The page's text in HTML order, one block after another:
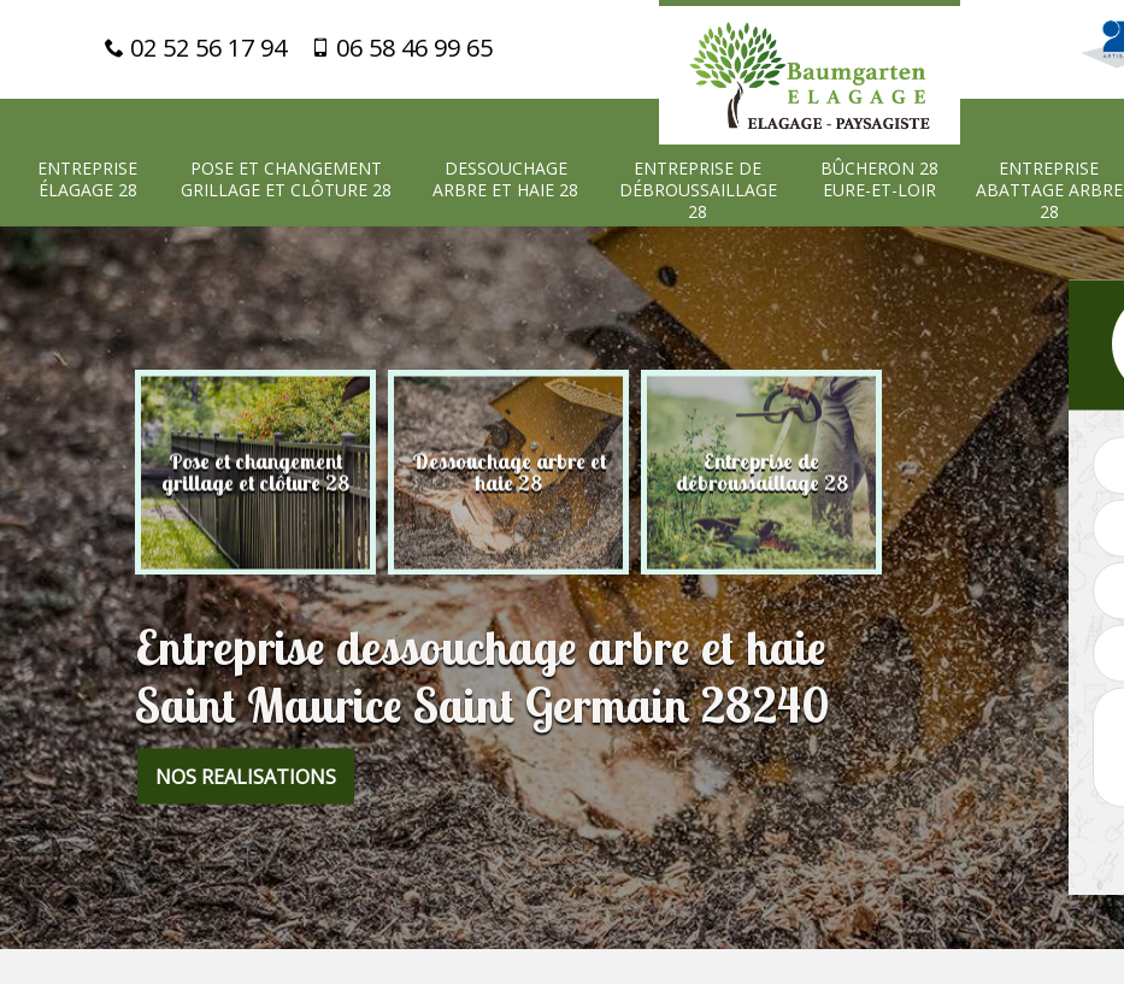
02 52 56 17 94 06 58 46 99 65
ENTREPRISE
ÉLAGAGE 28
POSE ET CHANGEMENT
GRILLAGE ET CLÔTURE 28
DESSOUCHAGE
ARBRE ET HAIE 28
ENTREPRISE DE
DÉBROUSSAILLAGE
28
BÛCHERON 28
EURE-ET-LOIR
ENTREPRISE
ABATTAGE ARBRE
28
28 Pose et changement
grillage et clôture 28
Dessouchage arbre et
haie 28
Entreprise de
débroussaillage 28
Bûcheron 28 Eure-et-
Loir
Entreprise dessouchage arbre et haie
Saint Maurice Saint Germain 28240
NOS REALISATIONS